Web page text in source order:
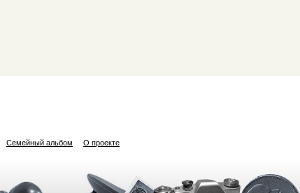
Семейный альбом О проекте